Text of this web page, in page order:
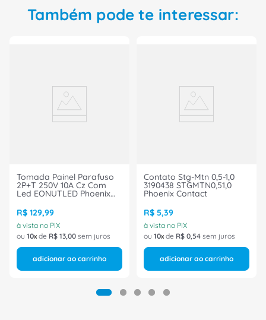
Também pode te interessar:
Tomada Painel Parafuso
2P+T 250V 10A Cz Com
Led EONUTLED Phoenix
R$ 129,99
à vista no PIX
ou 10 de R$ 13,00 sem juros
adicionar ao carrinho
Contato Stg-Mtn 0,5-1,0
3190438 STGMTN0,51,0
Phoenix Contact
R$ 5,39
à vista no PIX
ou 10 de R$ 0,54 sem juros
adicionar ao carrinho